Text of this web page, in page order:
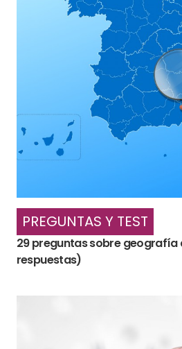
PREGUNTAS Y TEST
29 preguntas sobre geografía
respuestas)